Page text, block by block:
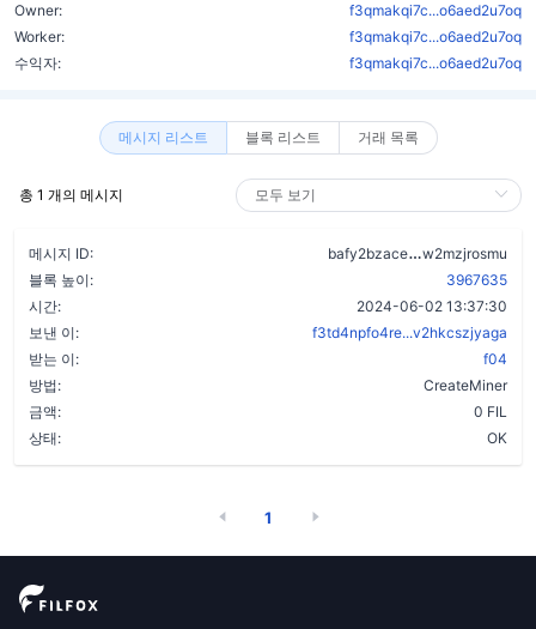
Owner:
f3qmakqi7c...o6aed2u7oq
Worker:
f3qmakqi7c...o6aed2u7oq
수익자:
f3qmakqi7c...o6aed2u7oq
메시지 리스트 블록 리스트 거래 목록
총 1 개의 메시지
메시지 ID: bafy2bzace
w2mzjrosmu
블록 높이:
3967635
시간:
2024-06-02 13:37:30
보낸 이:
f3td4npfo4re...v2hkcszjyaga
받는 이:
f04
방법:
CreateMiner
금액:
0 FIL
상태:
OK
1